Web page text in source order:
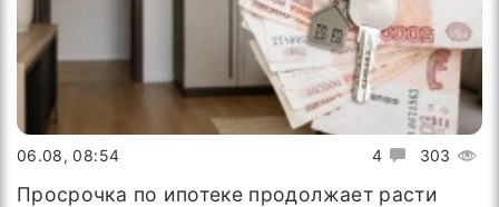
4 303
06.08, 08:54
Просрочка по ипотеке продолжает расти